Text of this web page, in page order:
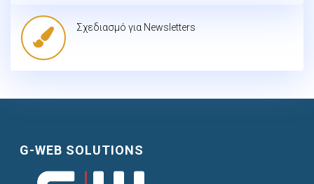
Σχεδιασμό για Newsletters
G-WEB SOLUTIONS